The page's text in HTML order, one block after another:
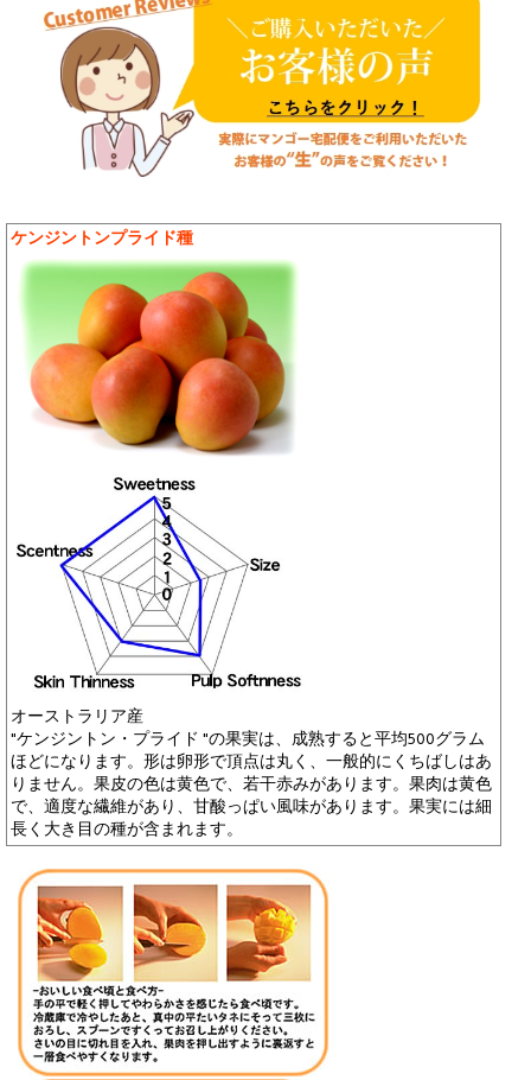
ケンジントンプライド種
オーストラリア産
"ケンジントン・プライド "の果実は、成熟すると平均500グラム
ほどになります。形は卵形で頂点は丸く、一般的にくちばしはあ
りません。果皮の色は黄色で、若干赤みがあります。果肉は黄色
で、適度な繊維があり、甘酸っぱい風味があります。果実には細
長く大き目の種が含まれます。